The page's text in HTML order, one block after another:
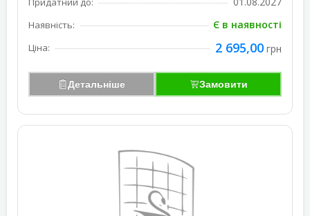
Наявність: Є в наявності
Ціна: 2 695,00 грн
Детальніше Замовити